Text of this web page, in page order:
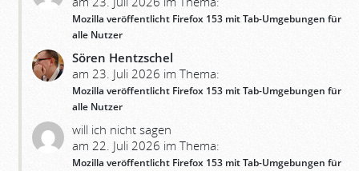
Mozilla veröffentlicht Firefox 153 mit Tab-Umgebungen für
alle Nutzer
Sören Hentzschel
am 23. Juli 2026 im Thema:
Mozilla veröffentlicht Firefox 153 mit Tab-Umgebungen für
alle Nutzer
will ich nicht sagen
am 22. Juli 2026 im Thema:
Mozilla veröffentlicht Firefox 153 mit Tab-Umgebungen für